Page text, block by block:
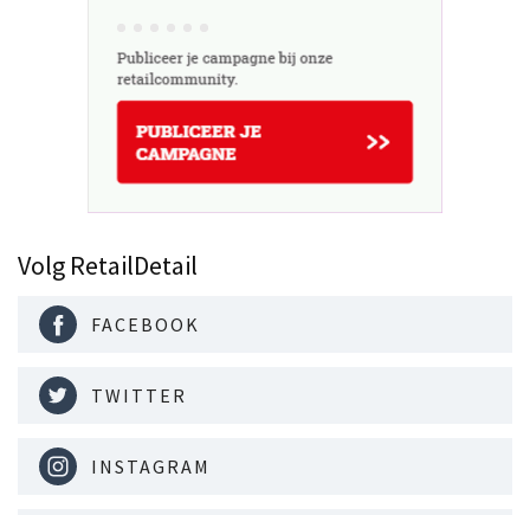
Volg RetailDetail
FACEBOOK
TWITTER
INSTAGRAM